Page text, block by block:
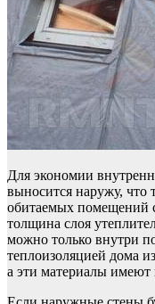
Для экономии
выносится наружу, что
обитаемых помещений
толщина слоя
можно только внутри
теплоизоляцией дома
а эти материалы